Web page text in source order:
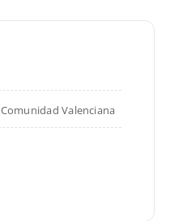
Comunidad Valenciana